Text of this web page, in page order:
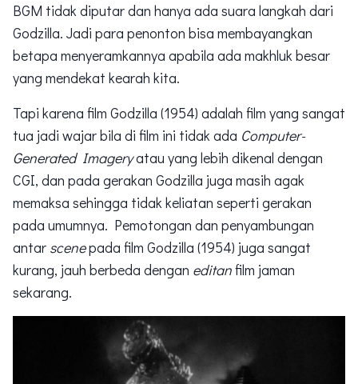
BGM tidak diputar dan hanya ada suara langkah dari
Godzilla. Jadi para penonton bisa membayangkan
betapa menyeramkannya apabila ada makhluk besar
yang mendekat kearah kita.
Tapi karena film Godzilla (1954) adalah film yang sangat
tua jadi wajar bila di film ini tidak ada Computer-
Generated Imageryatau yang lebih dikenal dengan
CGI, dan pada gerakan Godzilla juga masih agak
memaksa sehingga tidak keliatan seperti gerakan
pada umumnya. Pemotongan dan penyambungan
antar scenepada film Godzilla (1954) juga sangat
kurang, jauh berbeda dengan editanfilm jaman
sekarang.